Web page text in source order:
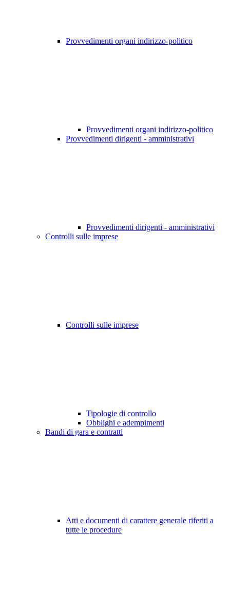
Provvedimenti organi indirizzo-politico
Provvedimenti organi indirizzo-politico
Provvedimenti dirigenti - amministrativi
Provvedimenti dirigenti - amministrativi
Controlli sulle imprese
Controlli sulle imprese
Tipologie di controllo
Obblighi e adempimenti
Bandi di gara e contratti
Atti e documenti di carattere generale riferiti a
tutte le procedure